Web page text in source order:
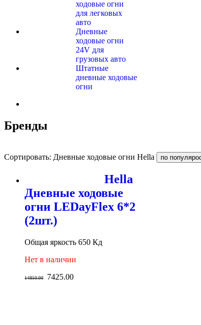
ходовые огни
для легковых
авто
Дневные
ходовые огни
24V для
грузовых авто
Штатные
дневные ходовые
огни
Бренды
Сортировать: Дневные ходовые огни Hella
Hella
Дневные ходовые
огни LEDayFlex 6*2
(2шт.)
Общая яркость 650 Кд
Нет в наличии
14850.00 7425.00